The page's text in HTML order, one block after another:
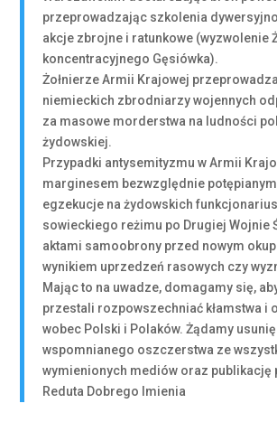
przeprowadzając szkolenia
akcje zbrojne i ratunkowe (wyzwolenie
koncentracyjnego Gęsiówka).
Żołnierze Armii Krajowej
niemieckich zbrodniarzy wojennych
za masowe morderstwa na ludności
żydowskiej.
Przypadki antysemityzmu w Armii
marginesem bezwzględnie
egzekucje na żydowskich
sowieckiego reżimu po Drugiej Wojnie
aktami samoobrony przed nowym
wynikiem uprzedzeń rasowych czy
Mając to na uwadze, domagamy się,
przestali rozpowszechniać kłamstwa i
wobec Polski i Polaków. Żądamy
wspomnianego oszczerstwa ze
wymienionych mediów oraz publikację
Reduta Dobrego Imienia